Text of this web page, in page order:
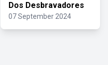
Dos Desbravadores
07 September 2024